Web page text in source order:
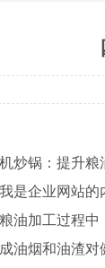
炒锅：提升
是企业网站
油加工过程
油烟和油渣对